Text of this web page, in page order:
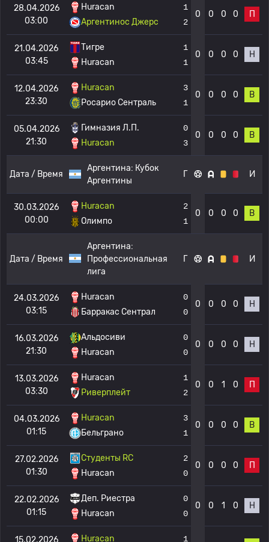
28.04.2026
03:00
Huracan
Аргентинос Джерс
1
2
0 0 0 0 П
21.04.2026
03:45
Тигре
Huracan
1
1
0 0 0 0 Н
12.04.2026
23:30
Huracan
Росарио Сентраль
3
1
0 0 0 0 В
05.04.2026
21:30
Гимназия Л.П.
Huracan
0
3
0 0 0 0 В
Дата / Время
Аргентина: Кубок
Аргентины
Г И
30.03.2026
00:00
Huracan
Олимпо
2
1
0 0 0 0 В
Дата / Время
Аргентина:
Профессиональная
лига
Г И
24.03.2026
03:15
Huracan
Барракас Сентрал
0
0
0 0 0 0 Н
16.03.2026
21:30
Альдосиви
Huracan
0
0
0 0 0 0 Н
13.03.2026
03:30
Huracan
Риверплейт
1
2
0 0 1 0 П
04.03.2026
01:15
Huracan
Бельграно
3
1
0 0 0 0 В
27.02.2026
01:30
Студенты RC
Huracan
2
0
0 0 0 0 П
22.02.2026
01:15
Деп. Риестра
Huracan
0
0
0 0 1 0 Н
15.02.2026 Huracan 1